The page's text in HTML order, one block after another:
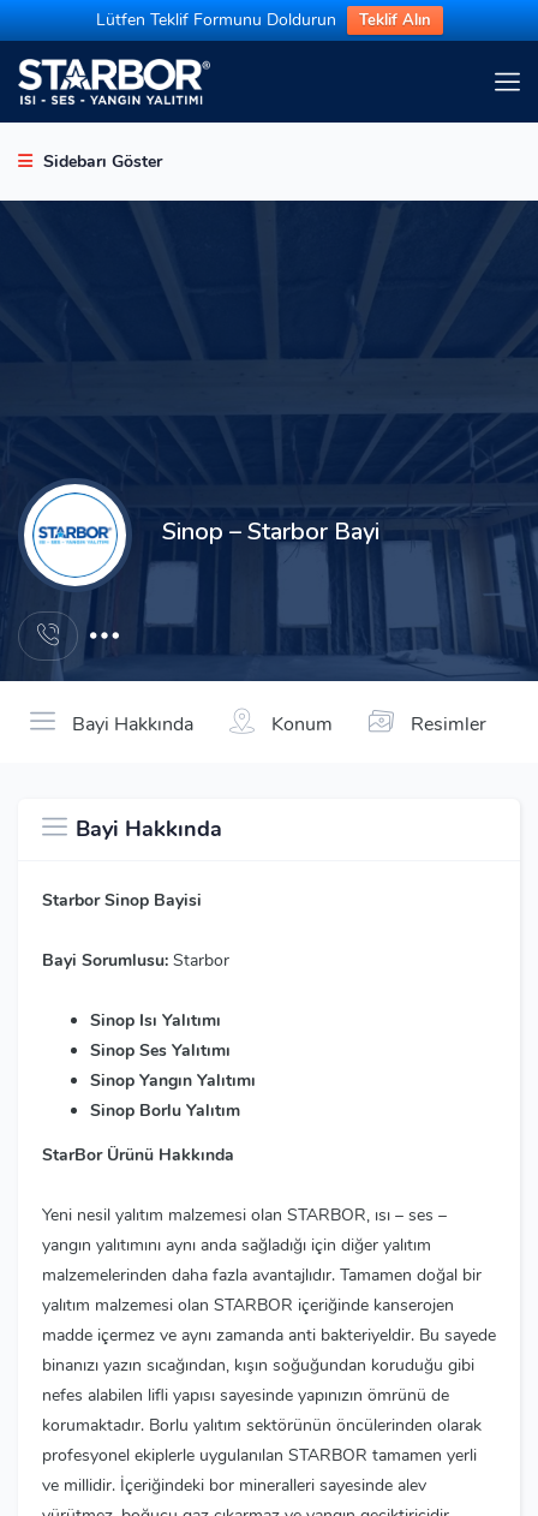
Lütfen Teklif Formunu Doldurun Teklif Alın
Sidebarı Göster
Sinop – Starbor Bayi
Bayi Hakkında Konum Resimler
Bayi Hakkında
Starbor Sinop Bayisi
Bayi Sorumlusu: Starbor
Sinop Isı Yalıtımı
Sinop Ses Yalıtımı
Sinop Yangın Yalıtımı
Sinop Borlu Yalıtım
StarBor Ürünü Hakkında
Yeni nesil yalıtım malzemesi olan STARBOR, ısı – ses –
yangın yalıtımını aynı anda sağladığı için diğer yalıtım
malzemelerinden daha fazla avantajlıdır. Tamamen doğal bir
yalıtım malzemesi olan STARBOR içeriğinde kanserojen
madde içermez ve aynı zamanda anti bakteriyeldir. Bu sayede
binanızı yazın sıcağından, kışın soğuğundan koruduğu gibi
nefes alabilen lifli yapısı sayesinde yapınızın ömrünü de
korumaktadır. Borlu yalıtım sektörünün öncülerinden olarak
profesyonel ekiplerle uygulanılan STARBOR tamamen yerli
ve millidir. İçeriğindeki bor mineralleri sayesinde alev